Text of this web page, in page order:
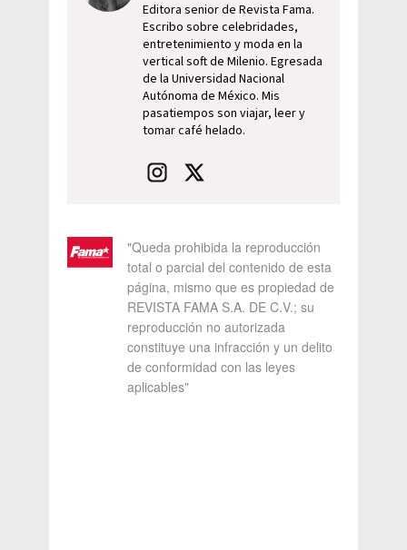
Editora senior de Revista Fama.
Escribo sobre celebridades,
entretenimiento y moda en la
vertical soft de Milenio. Egresada
de la Universidad Nacional
Autónoma de México. Mis
pasatiempos son viajar, leer y
tomar café helado.
"Queda prohibida la reproducción
total o parcial del contenido de esta
página, mismo que es propiedad de
REVISTA FAMA S.A. DE C.V.; su
reproducción no autorizada
constituye una infracción y un delito
de conformidad con las leyes
aplicables"